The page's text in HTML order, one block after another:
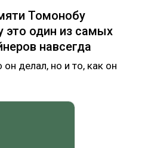
Томонобу
это один из самых
навсегда
он делал, но и то, как он